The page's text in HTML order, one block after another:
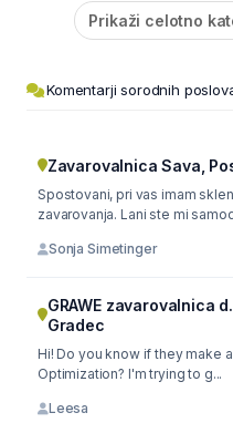
Prikaži celotno
Komentarji sorodnih
Zavarovalnica Sava,
Spostovani, pri vas imam
zavarovanja. Lani ste mi
Sonja Simetinger
GRAWE zavarovalnica
Gradec
Hi! Do you know if they make
Optimization? I'm trying to g...
Leesa